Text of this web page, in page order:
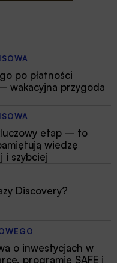
po płatności
wakacyjna przygoda
etap – to
wiedzę
i szybciej
Discovery?
o inwestycjach w
programie SAFE i